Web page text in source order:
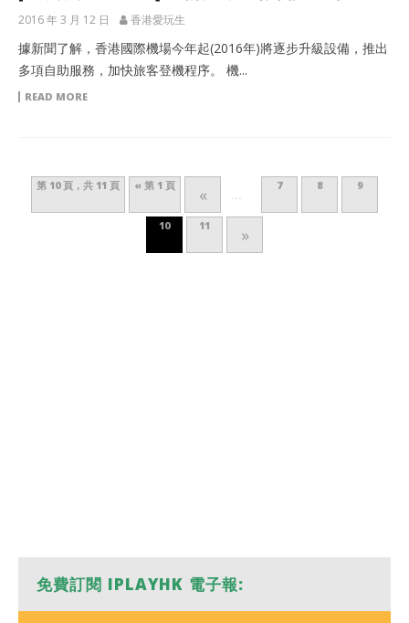
2016 年 3 月 12 日 香港愛玩生
據新聞了解，香港國際機場今年起(2016年)將逐步升級設備，推出
多項自助服務，加快旅客登機程序。 機...
READ MORE
第 10 頁，共 11 頁 « 第 1 頁 « 7 8 9
10 11 »
免費訂閱 IPLAYHK 電子報: